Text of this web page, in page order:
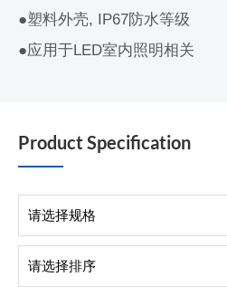
●塑料外壳, IP67防水等级
●应用于LED室内照明相关
Product Specification